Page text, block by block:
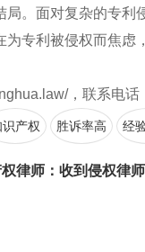
。面对复杂的专利
专利被侵权而焦虑
，联系电
识产权 胜诉率高 经
师：收到侵权律师函的正